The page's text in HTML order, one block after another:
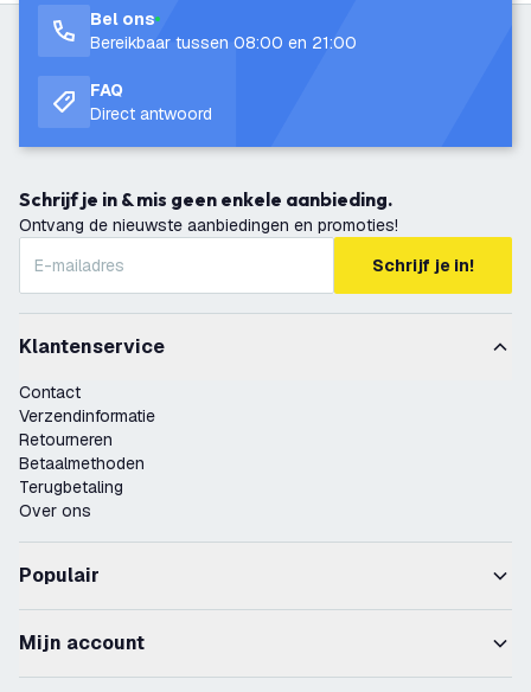
Bel ons
Bereikbaar tussen 08:00 en 21:00
FAQ
Direct antwoord
Schrijf je in & mis geen enkele aanbieding.
Ontvang de nieuwste aanbiedingen en promoties!
Schrijf je in!
Klantenservice
Contact
Verzendinformatie
Retourneren
Betaalmethoden
Terugbetaling
Over ons
Populair
Mijn account